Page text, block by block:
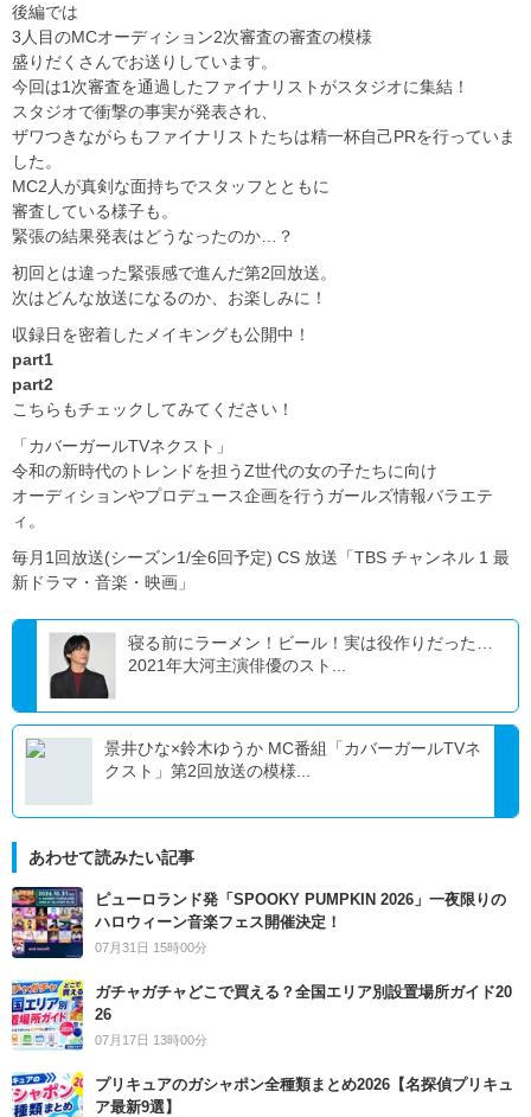
後編では
3人目のMCオーディション2次審査の審査の模様
盛りだくさんでお送りしています。
今回は1次審査を通過したファイナリストがスタジオに集結！
スタジオで衝撃の事実が発表され、
ザワつきながらもファイナリストたちは精一杯自己PRを行っていま
した。
MC2人が真剣な面持ちでスタッフとともに
審査している様子も。
緊張の結果発表はどうなったのか…？
初回とは違った緊張感で進んだ第2回放送。
次はどんな放送になるのか、お楽しみに！
収録日を密着したメイキングも公開中！
part1
part2
こちらもチェックしてみてください！
「カバーガールTVネクスト」
令和の新時代のトレンドを担うZ世代の女の子たちに向け
オーディションやプロデュース企画を行うガールズ情報バラエテ
ィ。
毎月1回放送(シーズン1/全6回予定) CS 放送「TBS チャンネル 1 最
新ドラマ・音楽・映画」
寝る前にラーメン！ビール！実は役作りだった…
2021年大河主演俳優のスト...
景井ひな×鈴木ゆうか MC番組「カバーガールTVネ
クスト」第2回放送の模様...
あわせて読みたい記事
ピューロランド発「SPOOKY PUMPKIN 2026」一夜限りの
ハロウィーン音楽フェス開催決定！
07月31日 15時00分
ガチャガチャどこで買える？全国エリア別設置場所ガイド20
26
07月17日 13時00分
プリキュアのガシャポン全種類まとめ2026【名探偵プリキュ
ア最新9選】